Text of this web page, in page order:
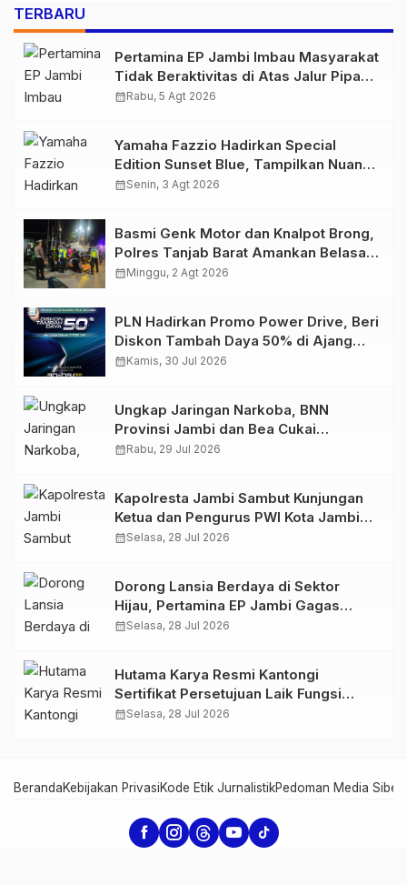
TERBARU
Pertamina EP Jambi Imbau Masyarakat
Tidak Beraktivitas di Atas Jalur Pipa
Migas Demi Keselamatan Bersama
calendar_monthRabu, 5 Agt 2026
Yamaha Fazzio Hadirkan Special
Edition Sunset Blue, Tampilkan Nuansa
Retro Summer yang Semakin Skena
calendar_monthSenin, 3 Agt 2026
Basmi Genk Motor dan Knalpot Brong,
Polres Tanjab Barat Amankan Belasan
Kendaraan
calendar_monthMinggu, 2 Agt 2026
PLN Hadirkan Promo Power Drive, Beri
Diskon Tambah Daya 50% di Ajang
GIIAS 2026
calendar_monthKamis, 30 Jul 2026
Ungkap Jaringan Narkoba, BNN
Provinsi Jambi dan Bea Cukai
Amankan Sembilan Pelaku beserta
calendar_monthRabu, 29 Jul 2026
Kapolresta Jambi Sambut Kunjungan
Ketua dan Pengurus PWI Kota Jambi
Perkuat Sinergi dan Kolaborasi
calendar_monthSelasa, 28 Jul 2026
Dorong Lansia Berdaya di Sektor
Hijau, Pertamina EP Jambi Gagas
Lansiapreneur Batik Eco-Print
calendar_monthSelasa, 28 Jul 2026
Hutama Karya Resmi Kantongi
Sertifikat Persetujuan Laik Fungsi
Struktur Jembatan Musi V Tol
calendar_monthSelasa, 28 Jul 2026
BerandaKebijakan PrivasiKode Etik JurnalistikPedoman Media Siber